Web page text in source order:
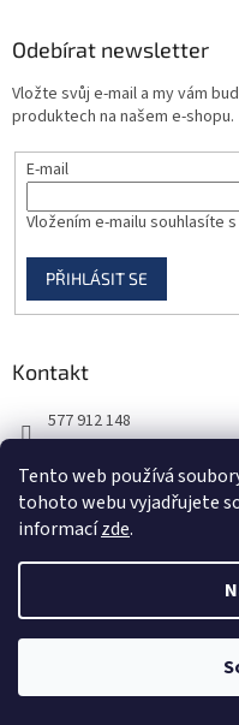
Tento web používá
tohoto webu vyjadřujete
informacízde.
Odebírat newsletter
Vložte svůj e-mail a my vám
produktech na našem e-shopu.
E-mail
Vložením e-mailu souhlasíte s
PŘIHLÁSIT SE
Kontakt
577 912 148